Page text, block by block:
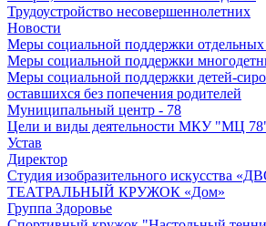
Трудоустройство несовершеннолетних
Новости
Меры социальной поддержки отдельных
Меры социальной поддержки
Меры социальной поддержки детей-
оставшихся без попечения родителей
Муниципальный центр - 78
Цели и виды деятельности МКУ "МЦ
Устав
Директор
Студия изобразительного искусства
ТЕАТРАЛЬНЫЙ КРУЖОК «Дом»
Группа Здоровье